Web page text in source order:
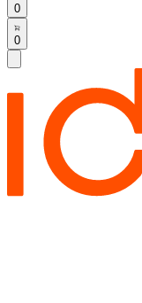
0
0